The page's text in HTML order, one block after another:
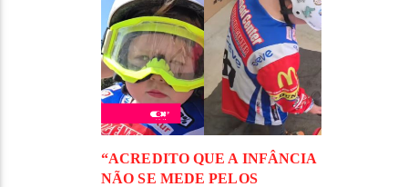
“ACREDITO QUE A INFÂNCIA
NÃO SE MEDE PELOS